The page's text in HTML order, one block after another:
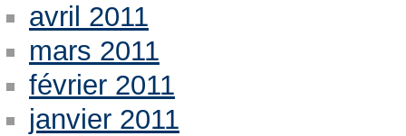
avril 2011
mars 2011
février 2011
janvier 2011